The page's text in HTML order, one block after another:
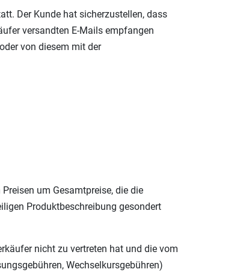
Der Kunde hat sicherzustellen, dass
versandten E-Mails empfangen
von diesem mit der
um Gesamtpreise, die die
Produktbeschreibung gesondert
nicht zu vertreten hat und die vom
Wechselkursgebühren)